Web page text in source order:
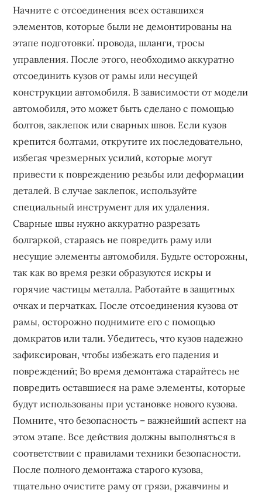
Начните с отсоединения всех оставшихся
элементов, которые были не демонтированы на
этапе подготовки⁚ провода, шланги, тросы
управления. После этого, необходимо аккуратно
отсоединить кузов от рамы или несущей
конструкции автомобиля. В зависимости от модели
автомобиля, это может быть сделано с помощью
болтов, заклепок или сварных швов. Если кузов
крепится болтами, открутите их последовательно,
избегая чрезмерных усилий, которые могут
привести к повреждению резьбы или деформации
деталей. В случае заклепок, используйте
специальный инструмент для их удаления.
Сварные швы нужно аккуратно разрезать
болгаркой, стараясь не повредить раму или
несущие элементы автомобиля. Будьте осторожны,
так как во время резки образуются искры и
горячие частицы металла. Работайте в защитных
очках и перчатках. После отсоединения кузова от
рамы, осторожно поднимите его с помощью
домкратов или тали. Убедитесь, что кузов надежно
зафиксирован, чтобы избежать его падения и
повреждений; Во время демонтажа старайтесь не
повредить оставшиеся на раме элементы, которые
будут использованы при установке нового кузова.
Помните, что безопасность – важнейший аспект на
этом этапе. Все действия должны выполняться в
соответствии с правилами техники безопасности.
После полного демонтажа старого кузова,
тщательно очистите раму от грязи, ржавчины и